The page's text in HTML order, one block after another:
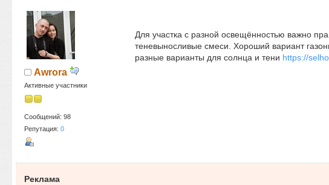
Awrora
Активные участники
Сообщений: 98
Репутация: 0
Для участка с разной освещённостью важно
теневыносливые смеси. Хороший вариант
разные варианты для солнца и тени https://
Реклама